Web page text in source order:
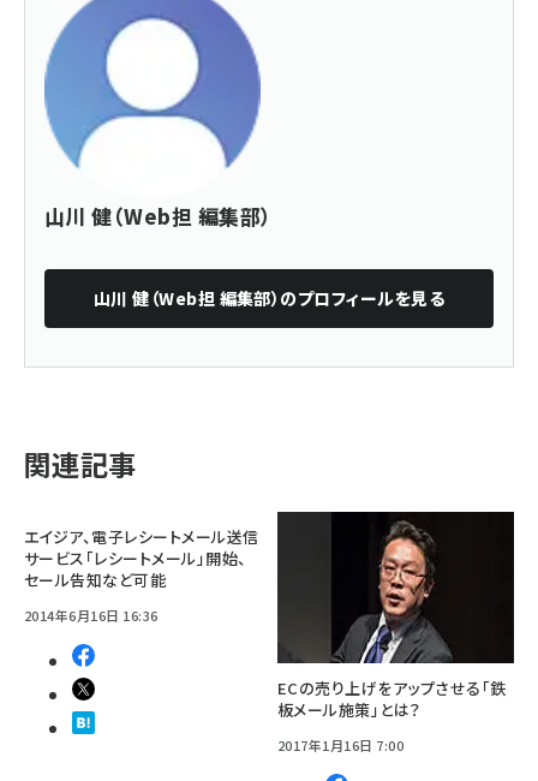
山川 健（Web担 編集部）
山川 健（Web担 編集部） のプロフィールを見る
関連記事
エイジア、電子レシートメール送信
サービス「レシートメール」開始、
セール告知など可能
2014年6月16日 16:36
ECの売り上げをアップさせる「鉄
板メール施策」とは？
2017年1月16日 7:00